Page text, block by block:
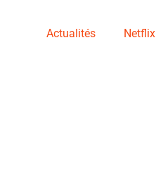
Actualités Netflix